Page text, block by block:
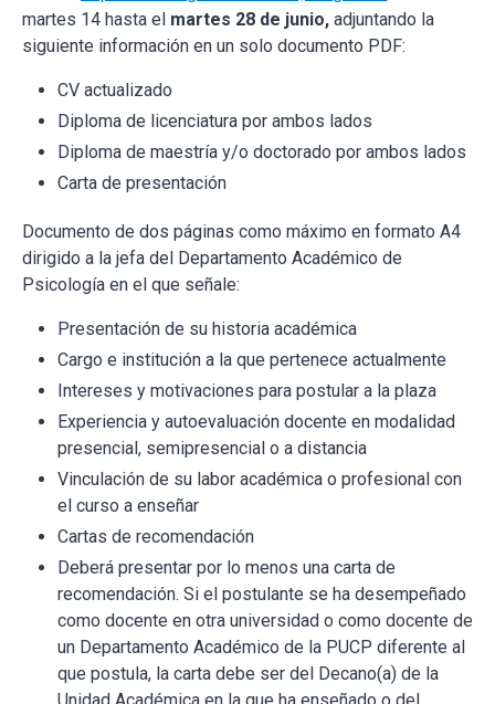
martes 14 hasta el martes 28 de junio, adjuntando la
siguiente información en un solo documento PDF:
CV actualizado
Diploma de licenciatura por ambos lados
Diploma de maestría y/o doctorado por ambos lados
Carta de presentación
Documento de dos páginas como máximo en formato A4
dirigido a la jefa del Departamento Académico de
Psicología en el que señale:
Presentación de su historia académica
Cargo e institución a la que pertenece actualmente
Intereses y motivaciones para postular a la plaza
Experiencia y autoevaluación docente en modalidad
presencial, semipresencial o a distancia
Vinculación de su labor académica o profesional con
el curso a enseñar
Cartas de recomendación
Deberá presentar por lo menos una carta de
recomendación. Si el postulante se ha desempeñado
como docente en otra universidad o como docente de
un Departamento Académico de la PUCP diferente al
que postula, la carta debe ser del Decano(a) de la